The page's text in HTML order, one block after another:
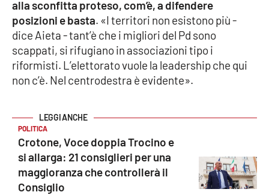
LaC OnAir
EDIZIONI
LOCALI
Crotone
Vibo Valentia
alla sconfitta proteso, com’è, a difendere
posizioni e basta. «I territori non esistono più -
dice Aieta - tant’è che i migliori del Pd sono
scappati, si rifugiano in associazioni tipo i
riformisti. L’elettorato vuole la leadership che qui
non c’è. Nel centrodestra è evidente».
POLITICA
Crotone, Voce doppia Trocino e
si allarga: 21 consiglieri per una
maggioranza che controllerà il
Consiglio